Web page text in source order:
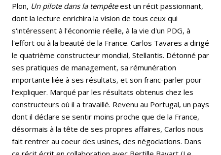
Plon, Un pilote dans la tempêteest un récit passionnant,
dont la lecture enrichira la vision de tous ceux qui
s'intéressent à l'économie réelle, à la vie d'un PDG, à
l'effort ou à la beauté de la France. Carlos Tavares a dirigé
le quatrième constructeur mondial, Stellantis. Détonné par
ses pratiques de management, sa rémunération
importante liée à ses résultats, et son franc-parler pour
l’expliquer. Marqué par les résultats obtenus chez les
constructeurs où il a travaillé. Revenu au Portugal, un pays
dont il déclare se sentir moins proche que de la France,
désormais à la tête de ses propres affaires, Carlos nous
fait rentrer au coeur des usines, des négociations. Dans